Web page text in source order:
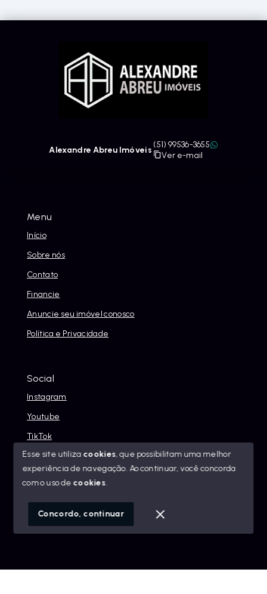
Menu
Início
Sobre nós
Contato
Financie
Anuncie seu imóvel conosco
Política e Privacidade
Social
Instagram
Youtube
TikTok
© Copyright 2026 - Alexandre Abreu Imóveis - Todos os
SITE PARA IMOBILIARIA
Alexandre Abreu Imóveis
(51) 99536-3655
Ver e-mail
Esse site utiliza cookies, que possibilitam uma melhor
experiência de navegação.Ao continuar, você concorda
com o uso de cookies.
Concordo, continuar